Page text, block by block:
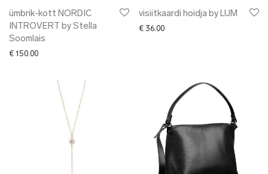
ümbrik-kott NORDIC
INTROVERT by Stella
Soomlais
€ 150.00
visiitkaardi hoidja by LUM
€ 36.00